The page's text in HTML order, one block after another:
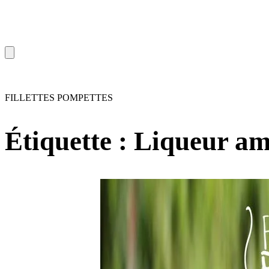
FILLETTES POMPETTES
Étiquette : Liqueur